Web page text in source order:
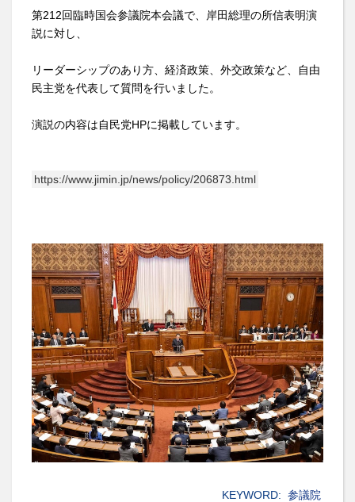
第212回臨時国会参議院本会議で、岸田総理の所信表明演
説に対し、
リーダーシップのあり方、経済政策、外交政策など、自由
民主党を代表して質問を行いました。
演説の内容は自民党HPに掲載しています。
https://www.jimin.jp/news/policy/206873.html
KEYWORD: 参議院